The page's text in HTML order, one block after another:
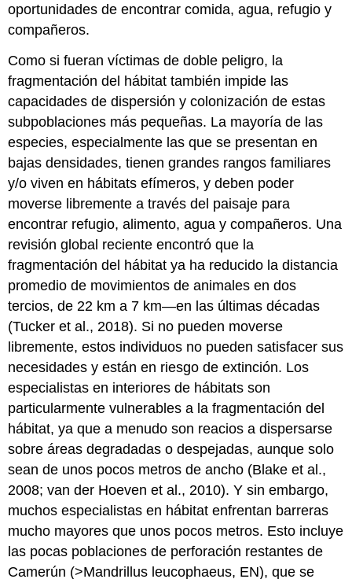
oportunidades de encontrar comida, agua, refugio y
compañeros.
Como si fueran víctimas de doble peligro, la
fragmentación del hábitat también impide las
capacidades de dispersión y colonización de estas
subpoblaciones más pequeñas. La mayoría de las
especies, especialmente las que se presentan en
bajas densidades, tienen grandes rangos familiares
y/o viven en hábitats efímeros, y deben poder
moverse libremente a través del paisaje para
encontrar refugio, alimento, agua y compañeros. Una
revisión global reciente encontró que la
fragmentación del hábitat ya ha reducido la distancia
promedio de movimientos de animales en dos
tercios, de 22 km a 7 km—en las últimas décadas
(Tucker et al., 2018). Si no pueden moverse
libremente, estos individuos no pueden satisfacer sus
necesidades y están en riesgo de extinción. Los
especialistas en interiores de hábitats son
particularmente vulnerables a la fragmentación del
hábitat, ya que a menudo son reacios a dispersarse
sobre áreas degradadas o despejadas, aunque solo
sean de unos pocos metros de ancho (Blake et al.,
2008; van der Hoeven et al., 2010). Y sin embargo,
muchos especialistas en hábitat enfrentan barreras
mucho mayores que unos pocos metros. Esto incluye
las pocas poblaciones de perforación restantes de
Camerún (>Mandrillus leucophaeus, EN), que se